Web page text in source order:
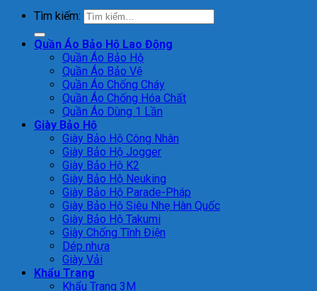
Tìm kiếm:
Quần Áo Bảo Hộ Lao Động
Quần Áo Bảo Hộ
Quần Áo Bảo Vệ
Quần Áo Chống Cháy
Quần Áo Chống Hóa Chất
Quần Áo Dùng 1 Lần
Giày Bảo Hộ
Giày Bảo Hộ Công Nhân
Giày Bảo Hộ Jogger
Giày Bảo Hộ K2
Giày Bảo Hộ Neuking
Giày Bảo Hộ Parade-Pháp
Giày Bảo Hộ Siêu Nhẹ Hàn Quốc
Giày Bảo Hộ Takumi
Giày Chống Tĩnh Điện
Dép nhựa
Giày Vải
Khẩu Trang
Khẩu Trang 3M